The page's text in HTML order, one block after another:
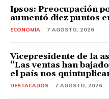
Ipsos: Preocupación
aumentó diez puntos
ECONOMÍA 7 AGOSTO, 2026
Vicepresidente de la
“Las ventas han
el país nos
DESTACADOS 7 AGOSTO, 2026